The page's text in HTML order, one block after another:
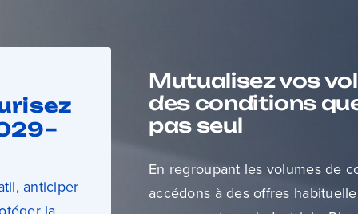
anticiper
Mutualisez vos
des conditions
pas seul
En regroupant les volumes de
accédons à des offres